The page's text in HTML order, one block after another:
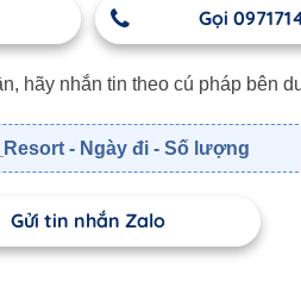
Gọi
hãy nhắn tin theo cú pháp bên
- Ngày đi - Số lượng
Gửi tin nhắn Zalo